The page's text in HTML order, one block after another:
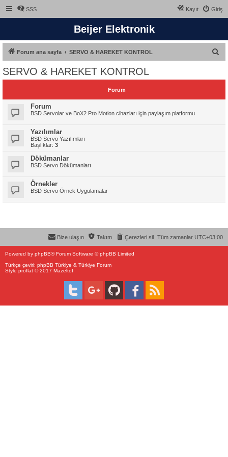
SSS Giriş
Kayıt
Beijer Elektronik
Forum ana sayfa SERVO & HAREKET KONTROL
SERVO & HAREKET KONTROL
Forum
Forum
BSD Servolar ve BoX2 Pro Motion cihazları için paylaşım platformu
Yazılımlar
BSD Servo Yazılımları
Başlıklar: 3
Dökümanlar
BSD Servo Dökümanları
Örnekler
BSD Servo Örnek Uygulamalar
Tüm zamanlar UTC+03:00
Çerezleri sil
Takım
Bize ulaşın
Powered by phpBB® Forum Software © phpBB Limited
Türkçe çeviri: phpBB Türkiye & Türkiye Forum
Style proflat © 2017 Mazeltof